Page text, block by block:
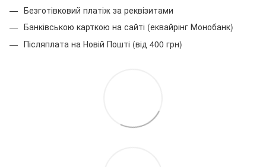
Безготівковий платіж за реквізитами
Банківською карткою на сайті (еквайрінг Монобанк)
Післяплата на Новій Пошті (від 400 грн)